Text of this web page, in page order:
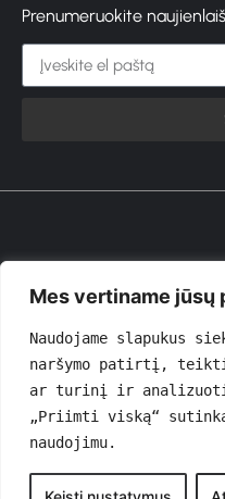
Mes vertiname jūsų
Naudojame slapukus
naršymo patirtį, teikti
ar turinį ir analizuoti
„Priimti viską“
naudojimu.
Prenumeruokite
© 2026 GROŽIOVITA